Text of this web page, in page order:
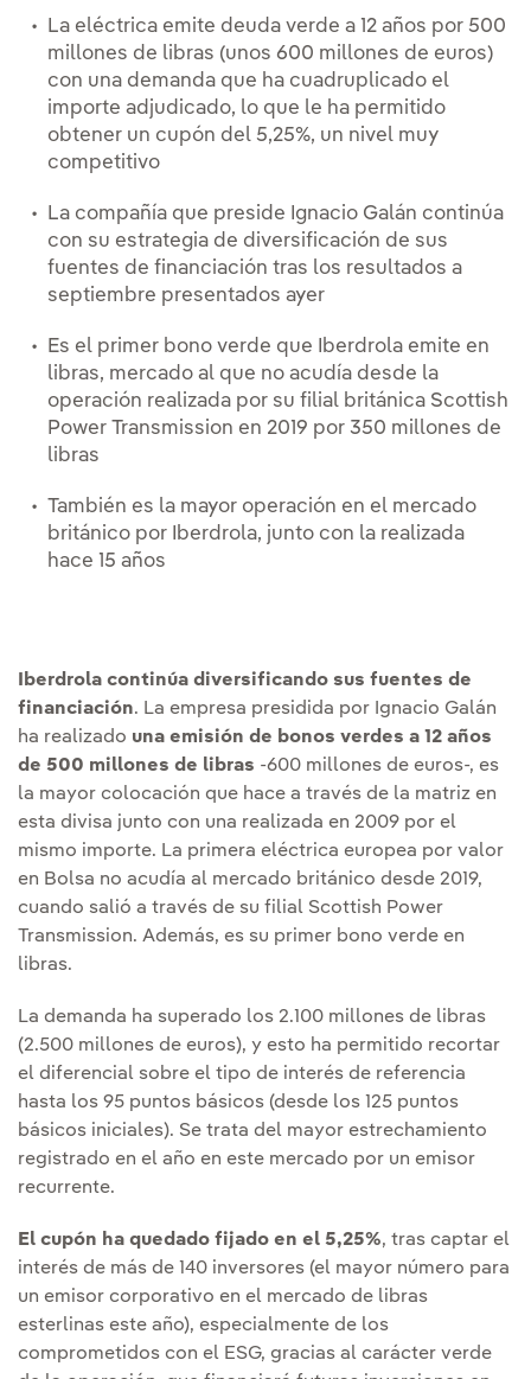
La eléctrica emite deuda verde a 12 años por 500
millones de libras (unos 600 millones de euros)
con una demanda que ha cuadruplicado el
importe adjudicado, lo que le ha permitido
obtener un cupón del 5,25%, un nivel muy
competitivo
La compañía que preside Ignacio Galán continúa
con su estrategia de diversificación de sus
fuentes de financiación tras los resultados a
septiembre presentados ayer
Es el primer bono verde que Iberdrola emite en
libras, mercado al que no acudía desde la
operación realizada por su filial británica Scottish
Power Transmission en 2019 por 350 millones de
libras
También es la mayor operación en el mercado
británico por Iberdrola, junto con la realizada
hace 15 años
Iberdrola continúa diversificando sus fuentes de
financiación. La empresa presidida por Ignacio Galán
ha realizado una emisión de bonos verdes a 12 años
de 500 millones de libras -600 millones de euros-, es
la mayor colocación que hace a través de la matriz en
esta divisa junto con una realizada en 2009 por el
mismo importe. La primera eléctrica europea por valor
en Bolsa no acudía al mercado británico desde 2019,
cuando salió a través de su filial Scottish Power
Transmission. Además, es su primer bono verde en
libras.
La demanda ha superado los 2.100 millones de libras
(2.500 millones de euros), y esto ha permitido recortar
el diferencial sobre el tipo de interés de referencia
hasta los 95 puntos básicos (desde los 125 puntos
básicos iniciales). Se trata del mayor estrechamiento
registrado en el año en este mercado por un emisor
recurrente.
El cupón ha quedado fijado en el 5,25%, tras captar el
interés de más de 140 inversores (el mayor número para
un emisor corporativo en el mercado de libras
esterlinas este año), especialmente de los
comprometidos con el ESG, gracias al carácter verde